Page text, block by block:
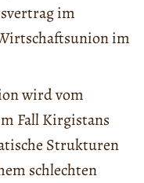
im
im
wird vom
Fall Kirgistans
Strukturen
schlechten